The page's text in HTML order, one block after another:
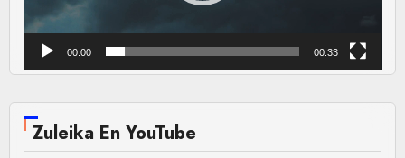
00:00 00:33
Zuleika En YouTube